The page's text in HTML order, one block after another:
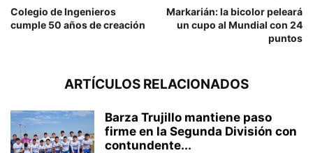
Colegio de Ingenieros
cumple 50 años de creación
Markarián: la bicolor peleará
un cupo al Mundial con 24
puntos
ARTÍCULOS RELACIONADOS
Barza Trujillo mantiene paso
firme en la Segunda División con
contundente...